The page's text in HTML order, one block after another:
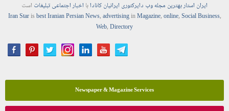
ایران استاربهترین مجلهوب دایرکتوری ایرانیان کانادابا اخباراجتماعیتبلیغات است
Iran Starisbest Iranian PersianNews,advertisinginMagazine,online,Social Business,
Web,Directory
Newspaper & Magazine Services